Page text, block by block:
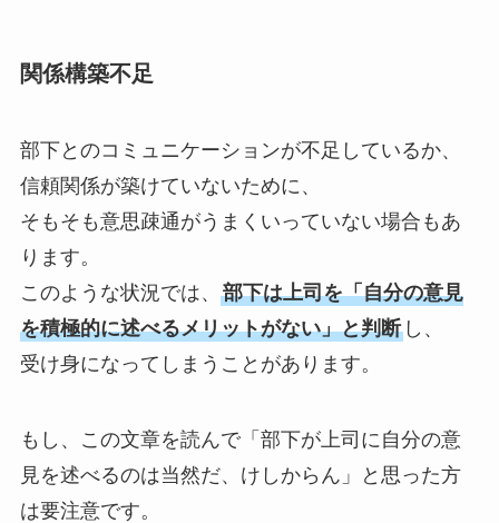
関係構築不足
部下とのコミュニケーションが不足しているか、
信頼関係が築けていないために、
そもそも意思疎通がうまくいっていない場合もあ
ります。
このような状況では、 部下は上司を「自分の意見
を積極的に述べるメリットがない」と判断し、
受け身になってしまうことがあります。
もし、この文章を読んで「部下が上司に自分の意
見を述べるのは当然だ、けしからん」と思った方
は要注意です。